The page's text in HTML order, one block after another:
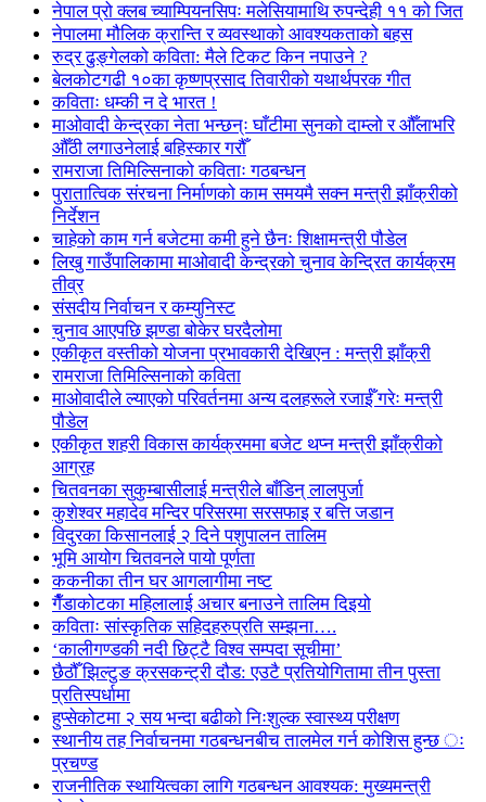
नेपाल प्रो क्लब च्याम्पियनसिपः मलेसियामाथि रुपन्देही ११ को जित
नेपालमा मौलिक क्रान्ति र व्यवस्थाको आवश्यकताको बहस
रुद्र ढुङ्गेलको कविता: मैले टिकट किन नपाउने ?
बेलकोटगढी १०का कृष्णप्रसाद तिवारीको यथार्थपरक गीत
कविताः धम्की न दे भारत !
माओवादी केन्द्रका नेता भन्छन्ः घाँटीमा सुनको दाम्लो र औँलाभरि
औँठी लगाउनेलाई बहिस्कार गरौँ
रामराजा तिमिल्सिनाको कविताः गठबन्धन
पुरातात्विक संरचना निर्माणको काम समयमै सक्न मन्त्री झाँक्रीको
निर्देशन
चाहेको काम गर्न बजेटमा कमी हुने छैनः शिक्षामन्त्री पौडेल
लिखु गाउँपालिकामा माओवादी केन्द्रको चुनाव केन्द्रित कार्यक्रम
तीव्र
संसदीय निर्वाचन र कम्युनिस्ट
चुनाव आएपछि झण्डा बोकेर घरदैलोमा
एकीकृत वस्तीको योजना प्रभावकारी देखिएन : मन्त्री झाँक्री
रामराजा तिमिल्सिनाको कविता
माओवादीले ल्याएको परिवर्तनमा अन्य दलहरूले रजाईँ गरेः मन्त्री
पौडेल
एकीकृत शहरी विकास कार्यक्रममा बजेट थप्न मन्त्री झाँक्रीको
आग्रह
चितवनका सुकुम्बासीलाई मन्त्रीले बाँडिन् लालपुर्जा
कुशेश्वर महादेव मन्दिर परिसरमा सरसफाइ र बत्ति जडान
विदुरका किसानलाई २ दिने पशुपालन तालिम
भूमि आयोग चितवनले पायो पूर्णता
ककनीका तीन घर आगलागीमा नष्ट
गैँडाकोटका महिलालाई अचार बनाउने तालिम दिइयो
कविताः सांस्कृतिक सहिदहरुप्रति सम्झना….
‘कालीगण्डकी नदी छिट्टै विश्व सम्पदा सूचीमा’
छैठौँ झिल्टुङ क्रसकन्ट्री दौड: एउटै प्रतियोगितामा तीन पुस्ता
प्रतिस्पर्धामा
हुप्सेकोटमा २ सय भन्दा बढीको निःशुल्क स्वास्थ्य परीक्षण
स्थानीय तह निर्वाचनमा गठबन्धनबीच तालमेल गर्न कोशिस हुन्छ ः
प्रचण्ड
राजनीतिक स्थायित्वका लागि गठबन्धन आवश्यक: मुख्यमन्त्री